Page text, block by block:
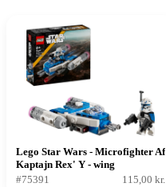
Lego Star Wars - Microfighter Af
Kaptajn Rex' Y - wing
#75391
115,00 kr.